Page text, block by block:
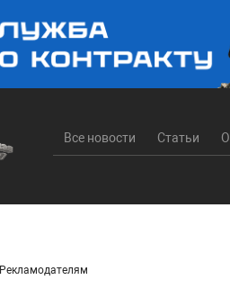
Все новости Статьи
Рекламодателям